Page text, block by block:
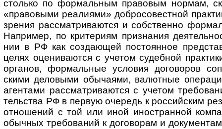
сто­лько по фор­маль­ным пра­во­вым нор­мам,
«пра­во­выми реа­ли­ями» добро­совест­ной
зре­ния рас­смат­рива­ются и собст­венно
Напри­мер, по крите­риям приз­на­ния
нии в РФ как созда­ющей пос­тоян­ное
целях оцени­ва­ются с уче­том судеб­ной
орга­нов, фор­маль­ные усло­вия дого­во­ров
скими дело­выми обы­ча­ями, валют­ные
аген­тами рас­смат­рива­ются с уче­том
тель­ства РФ в пер­вую оче­редь к рос­сий­ским
отно­шений с той или иной ино­ст­ран­ной
обыч­ных тре­бо­ва­ний к дого­во­рам и